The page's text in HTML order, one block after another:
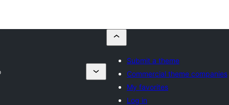
Submit a theme
Commercial theme companies
My favorites
Log in